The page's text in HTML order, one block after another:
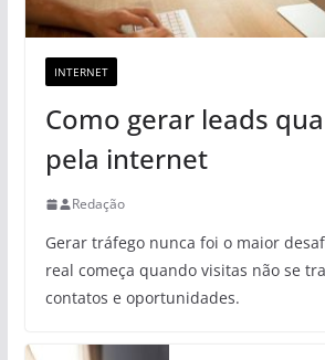
INTERNET
Como gerar leads
pela internet
Redação
Gerar tráfego nunca foi o maior
real começa quando visitas não se
contatos e oportunidades.